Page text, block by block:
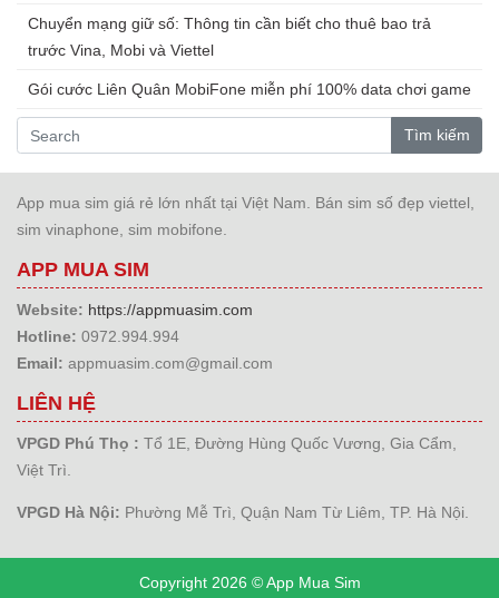
Chuyển mạng giữ số: Thông tin cần biết cho thuê bao trả
trước Vina, Mobi và Viettel
Gói cước Liên Quân MobiFone miễn phí 100% data chơi game
Tìm kiếm
App mua sim giá rẻ lớn nhất tại Việt Nam. Bán sim số đẹp viettel,
sim vinaphone, sim mobifone.
APP MUA SIM
Website: https://appmuasim.com
Hotline: 0972.994.994
Email: appmuasim.com@gmail.com
LIÊN HỆ
VPGD Phú Thọ : Tổ 1E, Đường Hùng Quốc Vương, Gia Cẩm,
Việt Trì.
VPGD Hà Nội: Phường Mễ Trì, Quận Nam Từ Liêm, TP. Hà Nội.
Copyright 2026 © App Mua Sim